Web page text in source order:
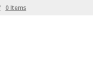
0 Items